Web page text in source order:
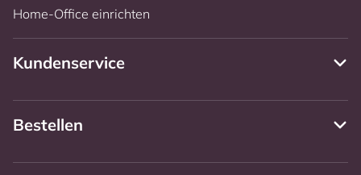
Home-Office einrichten
Kundenservice
Bestellen